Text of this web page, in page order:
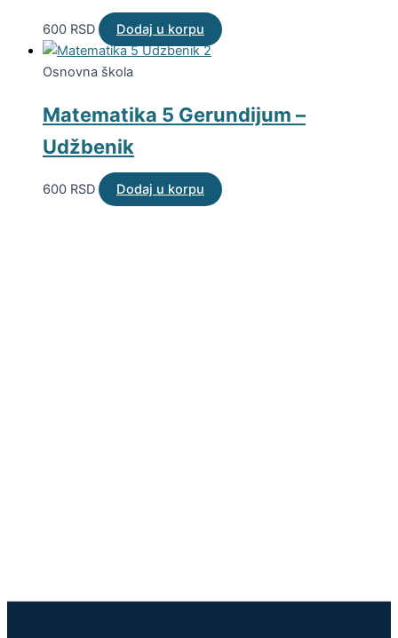
600 RSD Dodaj u korpu
Osnovna škola
Matematika 5 Gerundijum –
Udžbenik
600 RSD Dodaj u korpu